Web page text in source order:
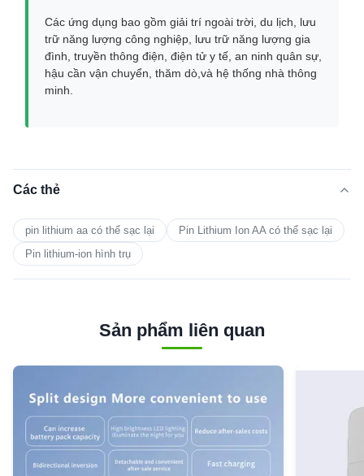
Các ứng dụng bao gồm giải trí ngoài trời, du lịch, lưu
trữ năng lượng công nghiệp, lưu trữ năng lượng gia
đình, truyền thông điện, điện tử y tế, an ninh quân sự,
hậu cần vận chuyển, thăm dò,và hệ thống nhà thông
minh.
Các thẻ
pin lithium aa có thể sạc lại
Pin Lithium Ion AA có thể sạc lại
Pin lithium-ion hình trụ
Sản phẩm liên quan